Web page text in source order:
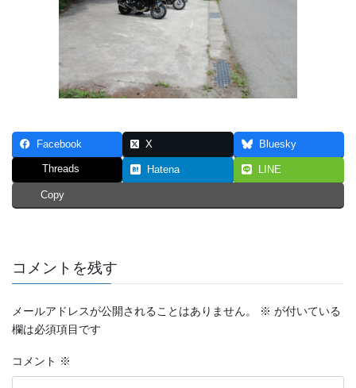
Facebook X Bluesky
Threads Hatena LINE
Copy
コメントを残す
メールアドレスが公開されることはありません。 ※ が付いている
欄は必須項目です
コメント ※